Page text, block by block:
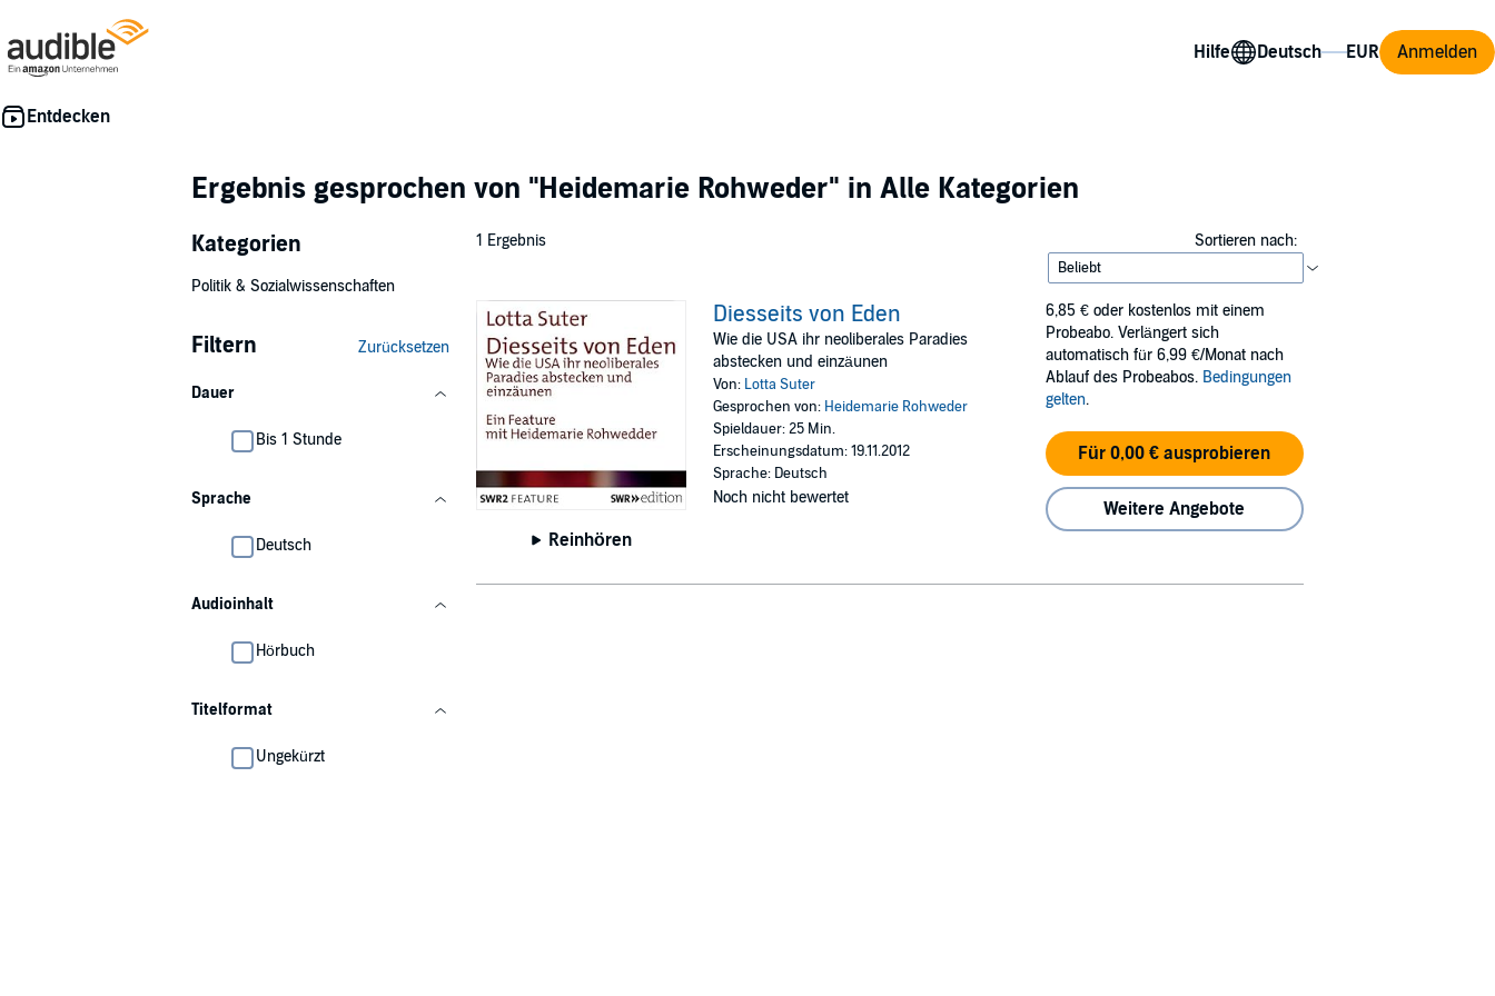
Hilfe Anmelden
Ergebnis gesprochen von "Heidemarie Rohweder" in Alle Kategorien
Kategorien
Politik & Sozialwissenschaften
Filtern Zurücksetzen
Dauer
Bis 1 Stunde
Sprache
Deutsch
Audioinhalt
Hörbuch
Titelformat
Ungekürzt
1 Ergebnis Sortieren nach:
Reinhören
Diesseits von Eden
Wie die USA ihr neoliberales Paradies
abstecken und einzäunen
Von: Lotta Suter
Gesprochen von: Heidemarie Rohweder
Spieldauer: 25 Min.
Erscheinungsdatum: 19.11.2012
Sprache: Deutsch
Noch nicht bewertet
6,85 € oder kostenlos mit einem
Probeabo. Verlängert sich
automatisch für 6,99 €/Monat nach
Ablauf des Probeabos. Bedingungen
gelten.
Für 0,00 € ausprobieren
Weitere Angebote